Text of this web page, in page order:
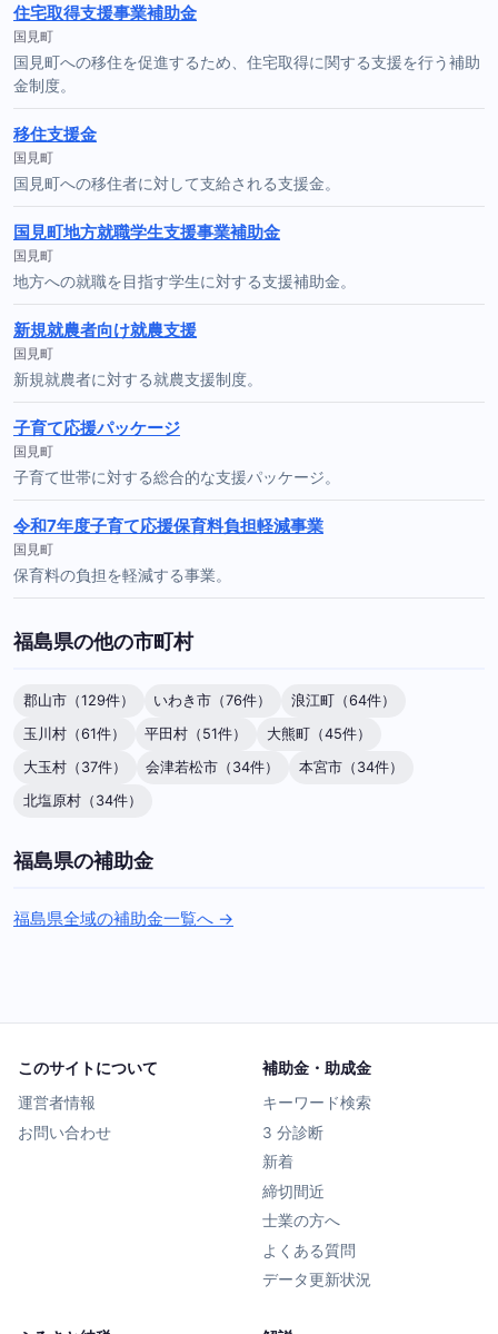
住宅取得支援事業補助金
国見町
国見町への移住を促進するため、住宅取得に関する支援を行う補助
金制度。
移住支援金
国見町
国見町への移住者に対して支給される支援金。
国見町地方就職学生支援事業補助金
国見町
地方への就職を目指す学生に対する支援補助金。
新規就農者向け就農支援
国見町
新規就農者に対する就農支援制度。
子育て応援パッケージ
国見町
子育て世帯に対する総合的な支援パッケージ。
令和7年度子育て応援保育料負担軽減事業
国見町
保育料の負担を軽減する事業。
福島県の他の市町村
郡山市（129件） いわき市（76件）
浪江町（64件）
玉川村（61件）
平田村（51件）
大熊町（45件）
大玉村（37件）
会津若松市（34件）
本宮市（34件）
北塩原村（34件）
福島県の補助金
福島県全域の補助金一覧へ →
このサイトについて
運営者情報
お問い合わせ
補助金・助成金
キーワード検索
3 分診断
新着
締切間近
士業の方へ
よくある質問
データ更新状況